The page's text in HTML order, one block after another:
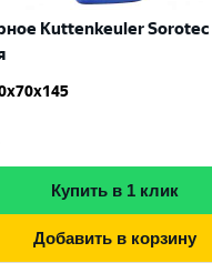
Kuttenkeuler Sorotec
Купить в 1 клик
Добавить в корзину